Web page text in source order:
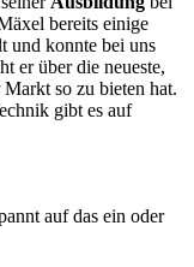
bereits einige
und konnte bei uns
er über die neueste,
so zu bieten hat.
gibt es auf
auf das ein oder